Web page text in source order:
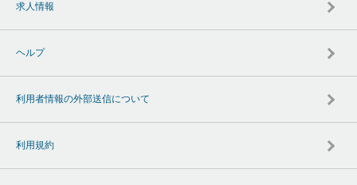
求人情報
ヘルプ
利用者情報の外部送信について
利用規約